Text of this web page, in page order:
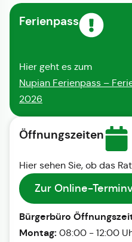
Ferienpass
Hier geht es zum
Nupian Ferienpass –
2026
Öffnungszeiten
Hier sehen Sie, ob das
Zur Online-
Bürgerbüro
Montag: 08:00 - 12:00